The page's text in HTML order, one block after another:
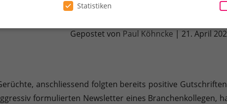
American Express Platinum
Gepostet von Paul Köhncke | 21. April
anschliessend folgten bereits positive
formulierten Newsletter eines Branchenkollegen,
Statistiken
möglicherweise nicht alle Funktionen der Website
Cookies. Sie können Ihre Einwilligung zu ganzen